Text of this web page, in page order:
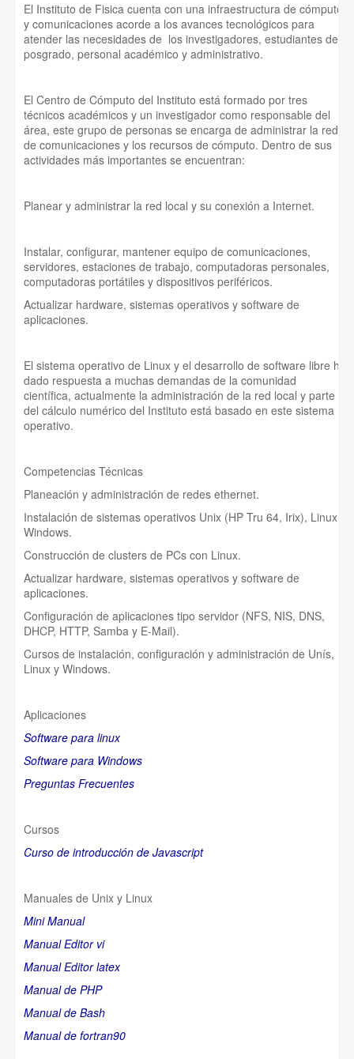
El Instituto de Fisica cuenta con una infraestructura de cómputo
y comunicaciones acorde a los avances tecnológicos para
atender las necesidades de los investigadores, estudiantes de
posgrado, personal académico y administrativo.
El Centro de Cómputo del Instituto está formado por tres
técnicos académicos y un investigador como responsable del
área, este grupo de personas se encarga de administrar la red
de comunicaciones y los recursos de cómputo. Dentro de sus
actividades más importantes se encuentran:
Planear y administrar la red local y su conexión a Internet.
Instalar, configurar, mantener equipo de comunicaciones,
servidores, estaciones de trabajo, computadoras personales,
computadoras portátiles y dispositivos periféricos.
Actualizar hardware, sistemas operativos y software de
aplicaciones.
El sistema operativo de Linux y el desarrollo de software libre ha
dado respuesta a muchas demandas de la comunidad
científica, actualmente la administración de la red local y parte
del cálculo numérico del Instituto está basado en este sistema
operativo.
Competencias Técnicas
Planeación y administración de redes ethernet.
Instalación de sistemas operativos Unix (HP Tru 64, Irix), Linux y
Windows.
Construcción de clusters de PCs con Linux.
Actualizar hardware, sistemas operativos y software de
aplicaciones.
Configuración de aplicaciones tipo servidor (NFS, NIS, DNS,
DHCP, HTTP, Samba y E-Mail).
Cursos de instalación, configuración y administración de Unís,
Linux y Windows.
Aplicaciones
Software para linux
Software para Windows
Preguntas Frecuentes
Cursos
Curso de introducción de Javascript
Manuales de Unix y Linux
Mini Manual
Manual Editor vi
Manual Editor latex
Manual de PHP
Manual de Bash
Manual de fortran90